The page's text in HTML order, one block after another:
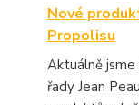
Nové
Propolisu
Aktuálně
řady Jean